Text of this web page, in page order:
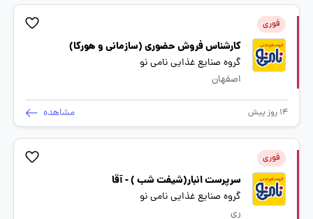
فوری
کارشناس فروش حضوری (سازمانی و هورکا)
گروه صنایع غذایی نامی نو
اصفهان
14 روز پیش مشاهده
فوری
سرپرست انبار(شیفت شب ) - آقا
گروه صنایع غذایی نامی نو
ری